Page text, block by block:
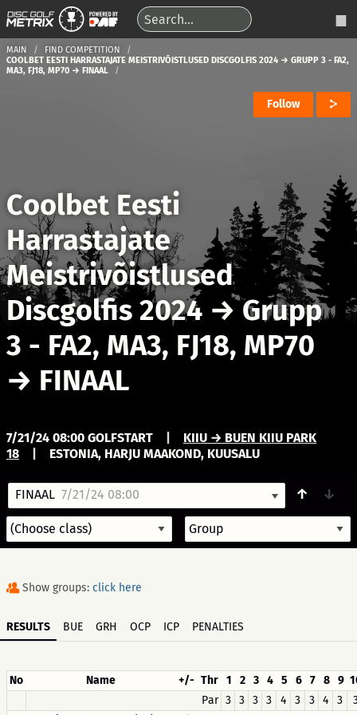
MAIN
FIND COMPETITION
COOLBET EESTI HARRASTAJATE MEISTRIVÕISTLUSED DISCGOLFIS 2024 → GRUPP 3 - FA2,
MA3, FJ18, MP70 → FINAAL
Follow
Coolbet Eesti
Harrastajate
Meistrivõistlused
Discgolfis 2024 →Grupp
3 - FA2, MA3, FJ18, MP70
→ FINAAL
7/21/24 08:00 GOLFSTART
KIIU → BUEN KIIU PARK
18
ESTONIA, HARJU MAAKOND, KUUSALU
FINAAL 7/21/24 08:00 ↑ ↓
Show groups: click here
RESULTS BUE GRH OCP ICP PENALTIES
No Name +/- Thr 1 2 3 4 5 6 7 8 9
Par 3 3 3 3 4 3 3 4 3